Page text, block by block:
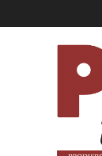
Pet
Trend